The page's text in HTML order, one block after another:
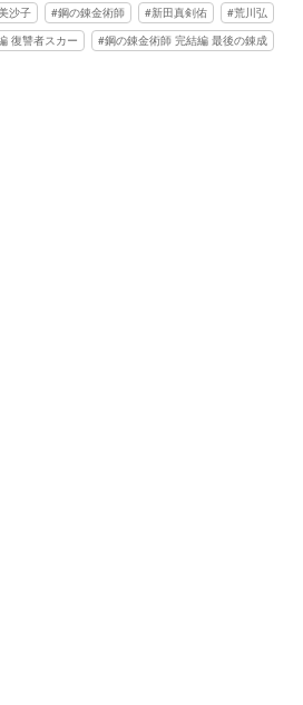
沙子 鋼の錬金術師 新田真剣佑
荒川弘
復讐者スカー 鋼の錬金術師 完結編 最後の錬成